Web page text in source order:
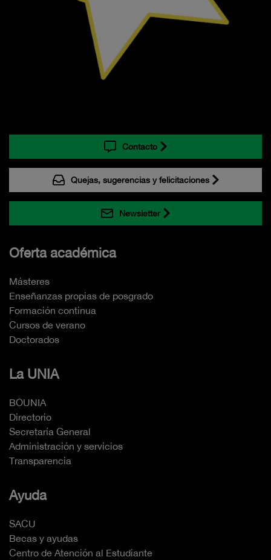
Contacto
Quejas, sugerencias y felicitaciones
Newsletter
Oferta académica
Másteres
Enseñanzas propias de posgrado
Formación continua
Cursos de verano
Doctorados
La UNIA
BOUNIA
Directorio
Secretaría General
Administración y servicios
Transparencia
Ayuda
SACU
Becas y ayudas
Centro de Atención al Estudiante